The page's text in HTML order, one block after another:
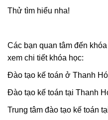
Thử tìm hiểu nha!
Các bạn quan tâm đến
xem chi tiết khóa học:
Đào tạo kế toán ở Thanh
Đào tạo kế toán tại Thanh
Trung tâm đào tạo kế toán